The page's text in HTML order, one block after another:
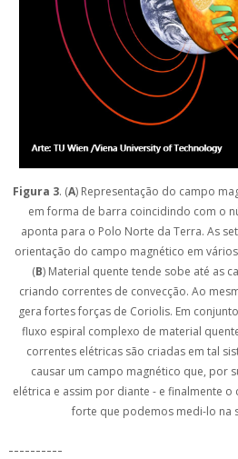
Figura 3. (A) Representação do campo
em forma de barra coincidindo com o
aponta para o Polo Norte da Terra. As
orientação do campo magnético em
(B) Material quente tende sobe até as
criando correntes de convecção. Ao
gera fortes forças de Coriolis. Em
fluxo espiral complexo de material
correntes elétricas são criadas em tal
causar um campo magnético que, por
elétrica e assim por diante - e finalmente
forte que podemos medi-lo na
----------